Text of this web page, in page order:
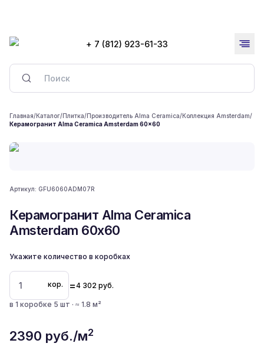
+ 7 (812) 923-61-33
Главная/Каталог/Плитка/Производитель Alma Ceramica/Коллекция Amsterdam/
Керамогранит Alma Ceramica Amsterdam 60x60
Артикул: GFU6060ADM07R
Керамогранит Alma Ceramica
Amsterdam 60x60
Укажите количество в коробках
кор. =4 302 руб.
в 1 коробке 5 шт · ≈ 1.8 м²
2390 руб./м2